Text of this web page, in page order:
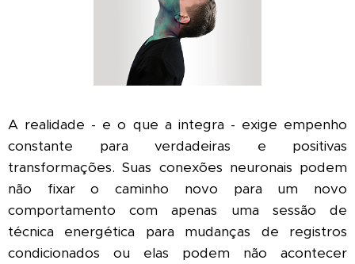
A realidade - e o que a integra - exige empenho
constante para verdadeiras e positivas
transformações. Suas conexões neuronais podem
não fixar o caminho novo para um novo
comportamento com apenas uma sessão de
técnica energética para mudanças de registros
condicionados ou elas podem não acontecer